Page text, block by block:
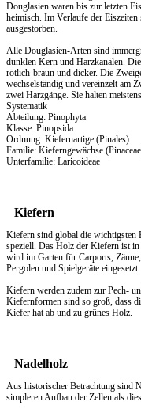
Douglasien waren bis zur letzten
heimisch. Im Verlaufe der
ausgestorben.
Alle Douglasien-Arten sind
dunklen Kern und Harzkanälen.
rötlich-braun und dicker. Die
wechselständig und vereinzelt am
zwei Harzgänge. Sie halten
Systematik
Abteilung: Pinophyta
Klasse: Pinopsida
Ordnung: Kiefernartige (Pinales)
Familie: Kieferngewächse
Unterfamilie: Laricoideae
Kiefern
Kiefern sind global die wichtigsten
speziell. Das Holz der Kiefern ist in
wird im Garten für Carports,
Pergolen und Spielgeräte eingesetzt.
Kiefern werden zudem zur Pech-
Kiefernformen sind so groß, dass
Kiefer hat ab und zu grünes Holz.
Nadelholz
Aus historischer Betrachtung sind
simpleren Aufbau der Zellen als